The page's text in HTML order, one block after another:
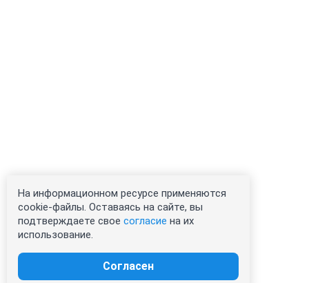
На информационном ресурсе применяются
cookie-файлы. Оставаясь на сайте, вы
подтверждаете свое согласие на их
использование.
Согласен